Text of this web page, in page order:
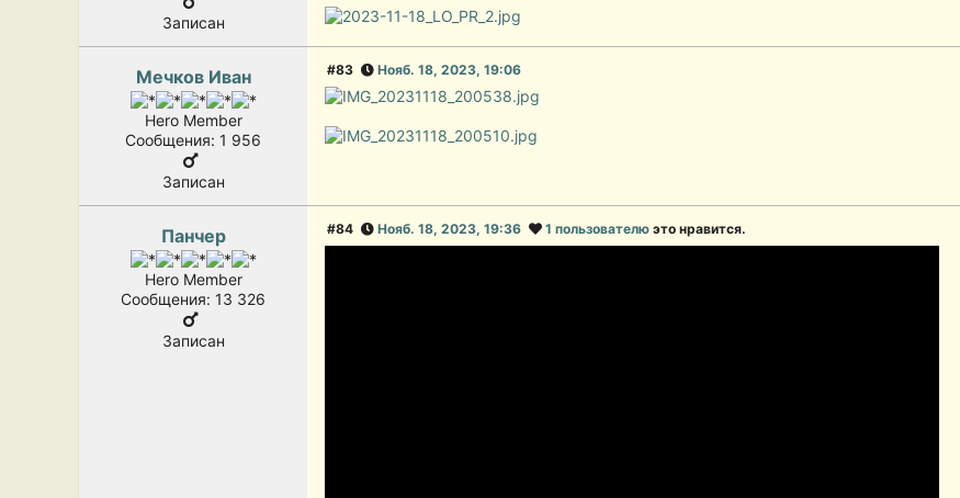
Записан
Мечков Иван
Hero Member
Сообщения: 1 956
Записан
#83 Нояб. 18, 2023, 19:06
Панчер
Hero Member
Сообщения: 13 326
Записан
#84 Нояб. 18, 2023, 19:36 1 пользователю это нравится.